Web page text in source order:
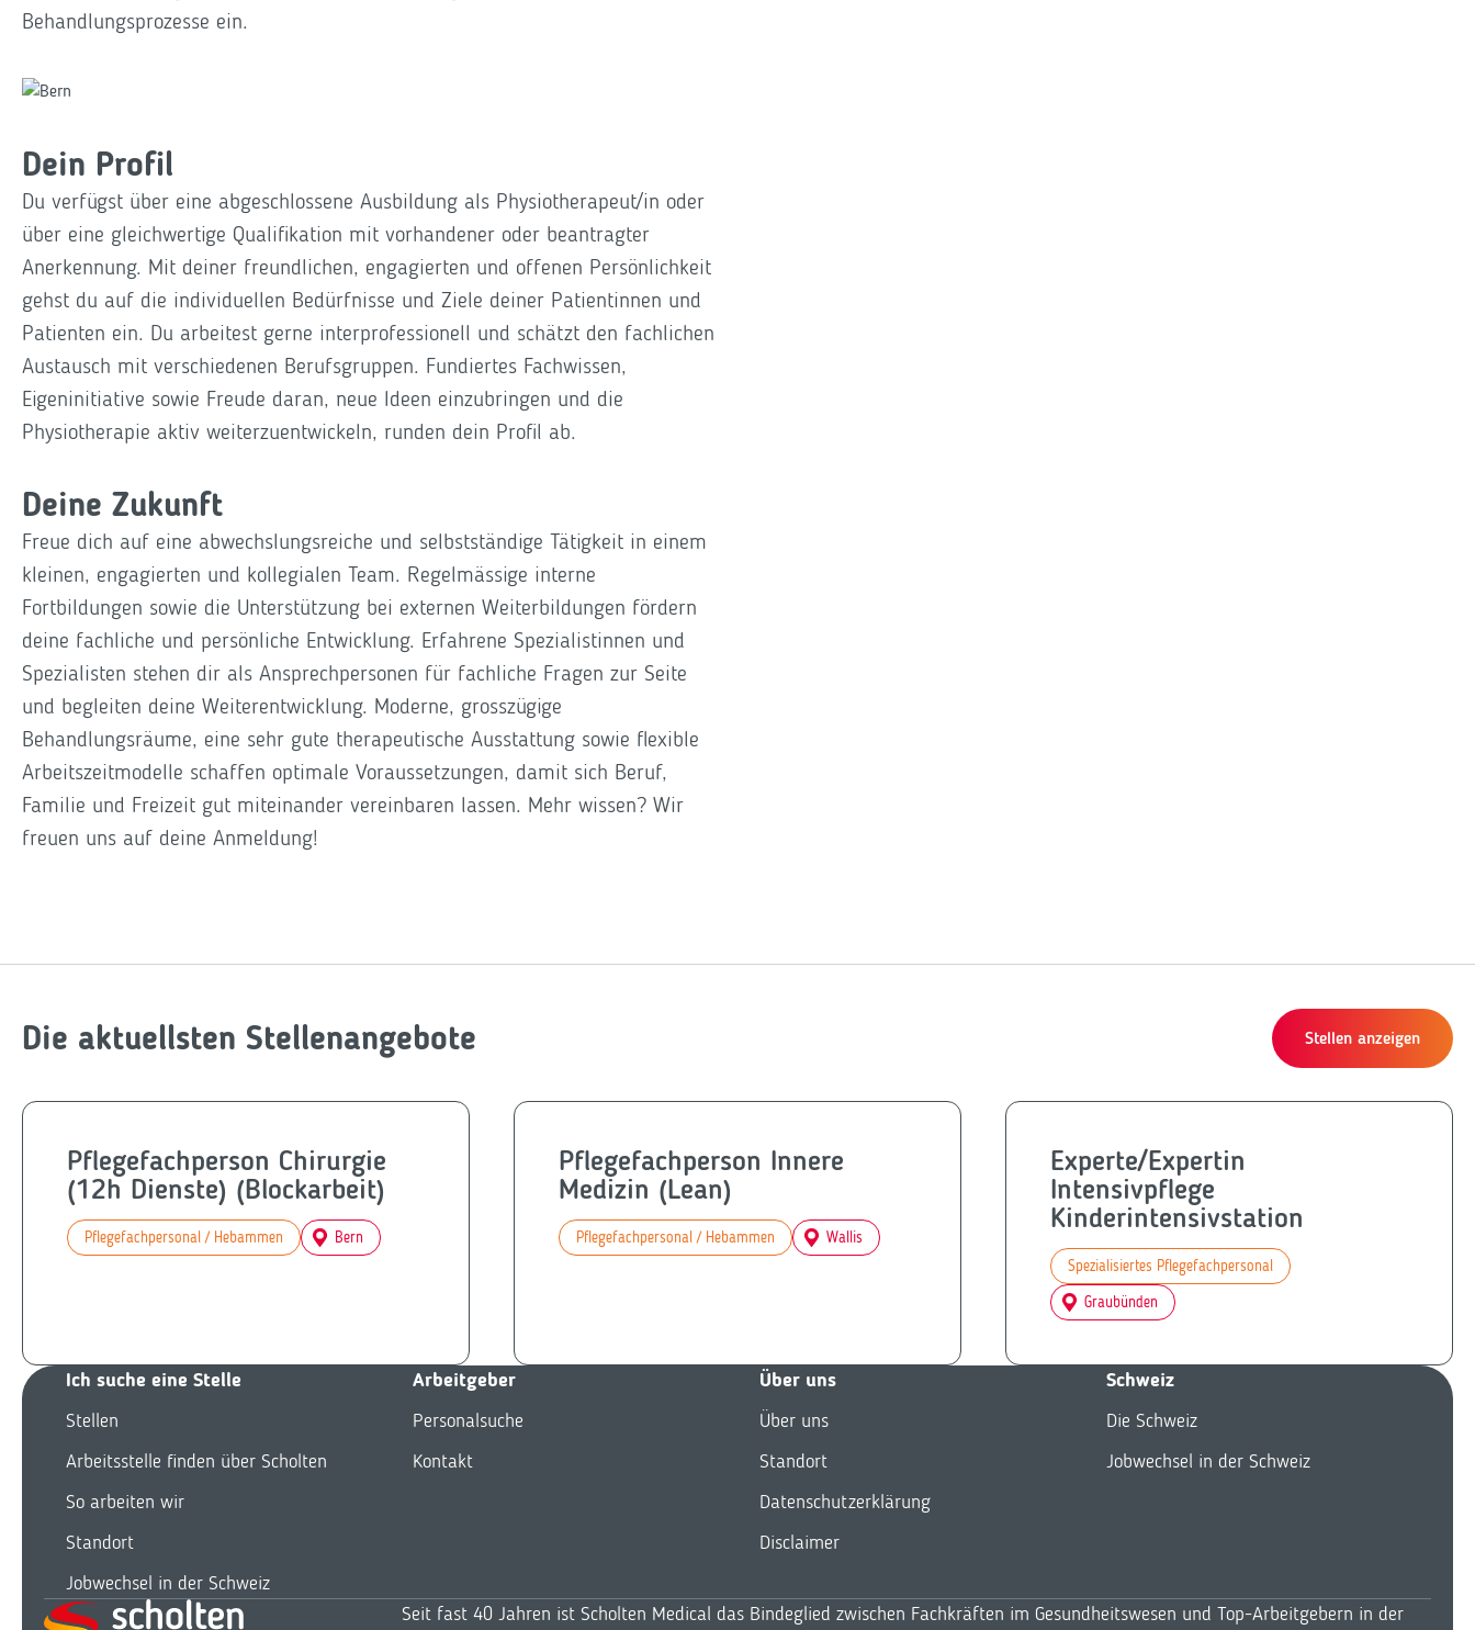
Behandlungsprozesse ein.
Dein Profil
Du verfügst über eine abgeschlossene Ausbildung als Physiotherapeut/in oder
über eine gleichwertige Qualifikation mit vorhandener oder beantragter
Anerkennung. Mit deiner freundlichen, engagierten und offenen Persönlichkeit
gehst du auf die individuellen Bedürfnisse und Ziele deiner Patientinnen und
Patienten ein. Du arbeitest gerne interprofessionell und schätzt den fachlichen
Austausch mit verschiedenen Berufsgruppen. Fundiertes Fachwissen,
Eigeninitiative sowie Freude daran, neue Ideen einzubringen und die
Physiotherapie aktiv weiterzuentwickeln, runden dein Profil ab.
Deine Zukunft
Freue dich auf eine abwechslungsreiche und selbstständige Tätigkeit in einem
kleinen, engagierten und kollegialen Team. Regelmässige interne
Fortbildungen sowie die Unterstützung bei externen Weiterbildungen fördern
deine fachliche und persönliche Entwicklung. Erfahrene Spezialistinnen und
Spezialisten stehen dir als Ansprechpersonen für fachliche Fragen zur Seite
und begleiten deine Weiterentwicklung. Moderne, grosszügige
Behandlungsräume, eine sehr gute therapeutische Ausstattung sowie flexible
Arbeitszeitmodelle schaffen optimale Voraussetzungen, damit sich Beruf,
Familie und Freizeit gut miteinander vereinbaren lassen. Mehr wissen? Wir
freuen uns auf deine Anmeldung!
Die aktuellsten Stellenangebote Stellen anzeigen
Pflegefachperson Chirurgie
(12h Dienste) (Blockarbeit)
Pflegefachpersonal / Hebammen Bern
Pflegefachperson Innere
Medizin (Lean)
Pflegefachpersonal / Hebammen Wallis
Experte/Expertin
Intensivpflege
Kinderintensivstation
Spezialisiertes Pflegefachpersonal
Graubünden
Ich suche eine Stelle
Stellen
Arbeitsstelle finden über Scholten
So arbeiten wir
Standort
Jobwechsel in der Schweiz
Arbeitgeber
Personalsuche
Kontakt
Über uns
Über uns
Standort
Datenschutzerklärung
Disclaimer
Schweiz
Die Schweiz
Jobwechsel in der Schweiz
Seit fast 40 Jahren ist Scholten Medical das Bindeglied zwischen Fachkräften im Gesundheitswesen und Top-Arbeitgebern in der